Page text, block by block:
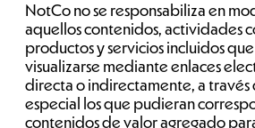
NotCo no se responsabiliza en
aquellos contenidos, actividades
productos y servicios incluidos
visualizarse mediante enlaces
directa o indirectamente, a través
especial los que pudieran
contenidos de valor agregado